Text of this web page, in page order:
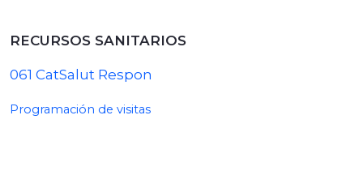
RECURSOS SANITARIOS
061 CatSalut Respon
Programación de visitas